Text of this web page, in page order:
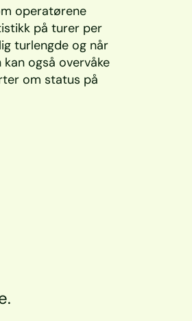
operatørene
på turer per
turlengde og når
også overvåke
om status på